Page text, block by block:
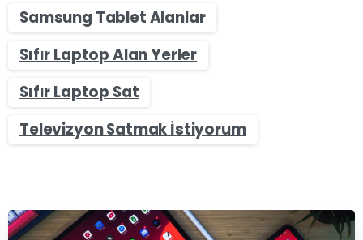
Samsung Tablet Alanlar
Sıfır Laptop Alan Yerler
Sıfır Laptop Sat
Televizyon Satmak İstiyorum